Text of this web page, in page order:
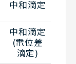
中和滴定
中和滴定
(電位差
滴定)